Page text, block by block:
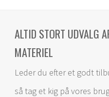
ALTID STORT UDVALG
MATERIEL
Leder du efter et godt
så tag et kig på vores